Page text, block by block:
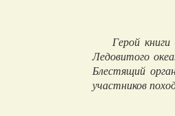
Герой
Ледовитого
Блестящий
участников